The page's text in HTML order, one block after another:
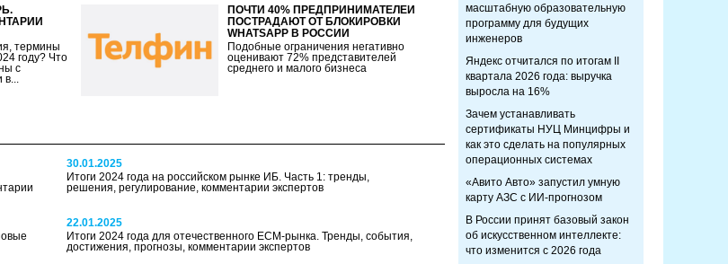
термины
году? Что
с
в...
ПОЧТИ 40% ПРЕДПРИНИМАТЕЛЕЙ
ПОСТРАДАЮТ ОТ БЛОКИРОВКИ
WHATSAPP В РОССИИ
Подобные ограничения негативно
оценивают 72% представителей
среднего и малого бизнеса
30.01.2025
Итоги 2024 года на российском рынке ИБ. Часть 1: тренды,
решения, регулирование, комментарии экспертов
22.01.2025
Итоги 2024 года для отечественного ЕСМ-рынка. Тренды, события,
достижения, прогнозы, комментарии экспертов
масштабную образовательную
программу для будущих
инженеров
Яндекс отчитался по итогам II
квартала 2026 года: выручка
выросла на 16%
Зачем устанавливать
сертификаты НУЦ Минцифры и
как это сделать на популярных
операционных системах
«Авито Авто» запустил умную
карту АЗС с ИИ-прогнозом
В России принят базовый закон
об искусственном интеллекте:
что изменится с 2026 года